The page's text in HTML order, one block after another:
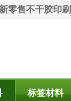
零售不干胶印刷
标签材料